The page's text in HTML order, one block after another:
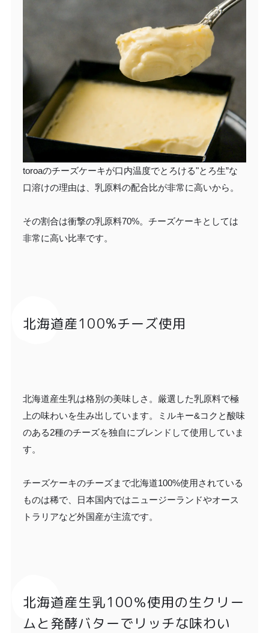
toroaのチーズケーキが口内温度でとろける"とろ生”な
口溶けの理由は、乳原料の配合比が非常に高いから。
その割合は衝撃の乳原料70%。チーズケーキとしては
非常に高い比率です。
北海道産100%チーズ使用
北海道産生乳は格別の美味しさ。厳選した乳原料で極
上の味わいを生み出しています。ミルキー&コクと酸味
のある2種のチーズを独自にブレンドして使用していま
す。
チーズケーキのチーズまで北海道100%使用されている
ものは稀で、日本国内ではニュージーランドやオース
トラリアなど外国産が主流です。
北海道産生乳100％使用の生クリー
ムと発酵バターでリッチな味わい